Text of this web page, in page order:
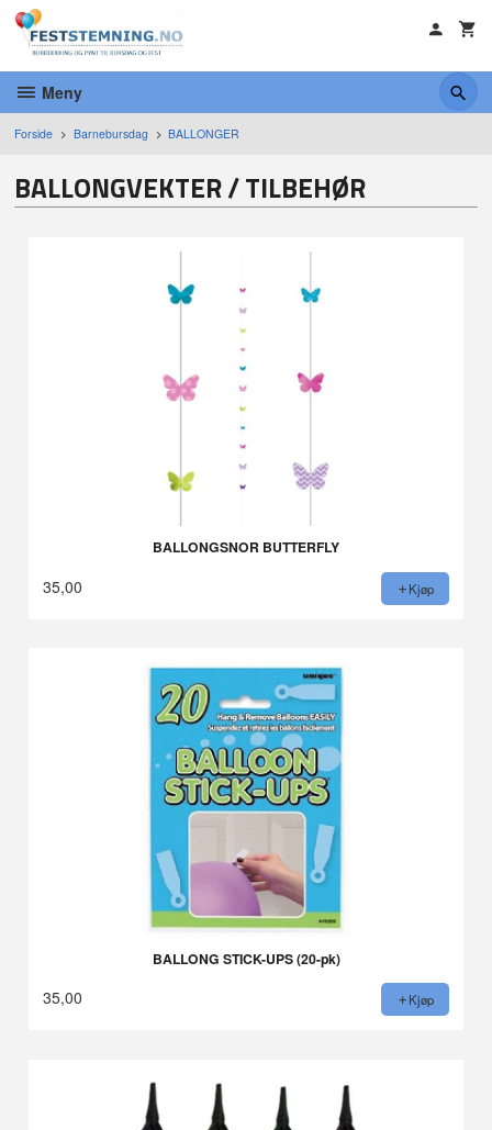
Gå
innholdet
Meny
Forside Barnebursdag BALLONGER
BALLONGVEKTER / TILBEHØR
BALLONGSNOR BUTTERFLY
35,00 Kjøp
BALLONG STICK-UPS (20-pk)
35,00 Kjøp